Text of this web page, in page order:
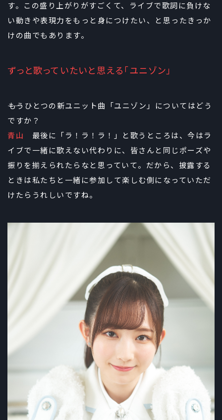
す。この盛り上がりがすごくて、ライブで歌詞に負けな
い動きや表現力をもっと身につけたい、と思ったきっか
けの曲でもあります。
ずっと歌っていたいと思える「ユニゾン」
――もうひとつの新ユニット曲「ユニゾン」についてはどう
ですか？
青山 最後に「ラ！ラ！ラ！」と歌うところは、今はラ
イブで一緒に歌えない代わりに、皆さんと同じポーズや
振りを揃えられたらなと思っていて。だから、披露する
ときは私たちと一緒に参加して楽しむ側になっていただ
けたらうれしいですね。